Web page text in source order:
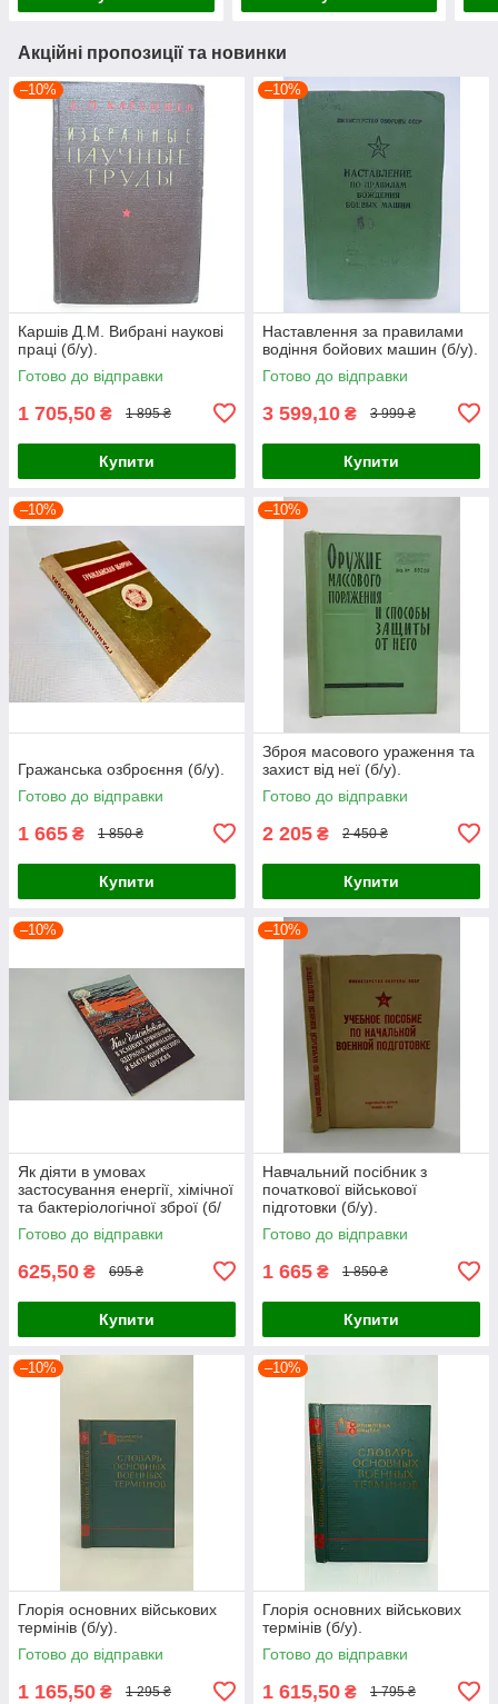
Акційні пропозиції та новинки
–10%
Каршів Д.М. Вибрані наукові
праці (б/у).
Готово до відправки
1 705,50 ₴ 1 895 ₴
Купити
–10%
Наставлення за правилами
водіння бойових машин (б/у).
Готово до відправки
3 599,10 ₴ 3 999 ₴
Купити
–10%
Гражанська озброєння (б/у).
Готово до відправки
1 665 ₴ 1 850 ₴
Купити
–10%
Зброя масового ураження та
захист від неї (б/у).
Готово до відправки
2 205 ₴ 2 450 ₴
Купити
–10%
Як діяти в умовах
застосування енергії, хімічної
та бактеріологічної зброї (б/
у).
Готово до відправки
625,50 ₴ 695 ₴
Купити
–10%
Навчальний посібник з
початкової військової
підготовки (б/у).
Готово до відправки
1 665 ₴ 1 850 ₴
Купити
–10%
Глорія основних військових
термінів (б/у).
Готово до відправки
1 165,50 ₴ 1 295 ₴
–10%
Глорія основних військових
термінів (б/у).
Готово до відправки
1 615,50 ₴ 1 795 ₴